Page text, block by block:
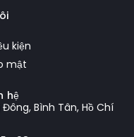
kiện
mật
hệ
Bình Tân, Hồ Chí